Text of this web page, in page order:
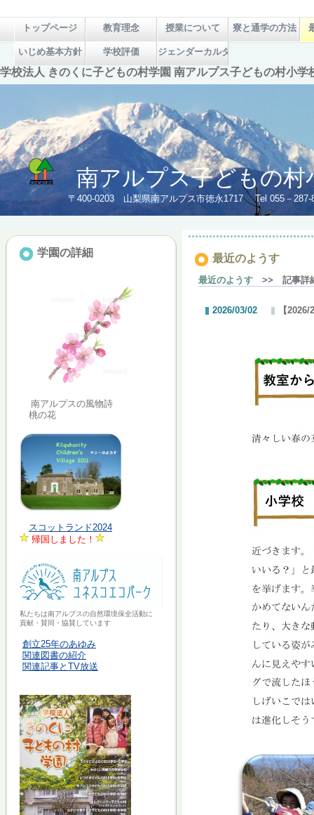
トップページ 教育理念 授業について 寮と通学の方法
いじめ基本方針 学校評価 ジェンダーカルタ＆絵本
学校法人 きのくに子どもの村学園 南アルプス子どもの村小学
南アルプス子どもの村
〒400-0203 山梨県南アルプス市徳永1717 Tel 055－287-
学園の詳細
南アルプスの風物詩
桃の花
スコットランド2024
帰国しました！
私たちは南アルプスの自然環境保全活動に
貢献・賛同・協賛しています
創立25年のあゆみ
関連図書の紹介
関連記事とTV放送
最近のようす
最近のようす >> 記事詳
2026/03/02 【